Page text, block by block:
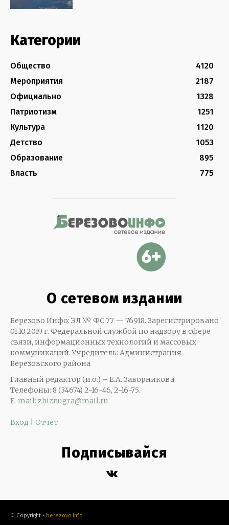
Категории
Общество
4120
Мероприятия
2187
Официально
1328
Патриотизм
1251
Культура
1120
Детство
1053
Образование
895
Власть
775
О сетевом издании
Березово Инфо: ЭЛ № ФС 77 — 76918. Зарегистрировано
01.10.2019 г. Федеральной службой по надзору в сфере
связи, информационных технологий и массовых
коммуникаций. Учредитель: Администрация
Березовского района
Главный редактор (и.о.) – Е.А. Заворникова
Телефоны: 8 (34674) 2-16-46, 2-16-75.
E-mail: zhiznugra@mail.ru
Вход Отчет
Подписывайся
© Copyright - berezovo.info